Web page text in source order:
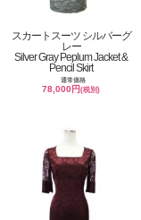
スカートスーツ シルバーグ
レー
Silver Gray Peplum Jacket &
Pencil Skirt
通常価格
78,000円(税別)